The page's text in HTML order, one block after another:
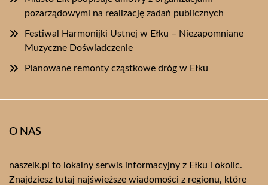
pozarządowymi na realizację zadań publicznych
Festiwal Harmonijki Ustnej w Ełku – Niezapomniane
Muzyczne Doświadczenie
Planowane remonty cząstkowe dróg w Ełku
O NAS
naszelk.pl to lokalny serwis informacyjny z Ełku i okolic.
Znajdziesz tutaj najświeższe wiadomości z regionu, które